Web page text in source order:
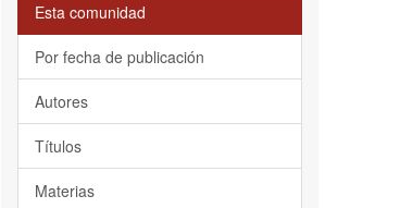
Esta comunidad
Por fecha de publicación
Autores
Títulos
Materias